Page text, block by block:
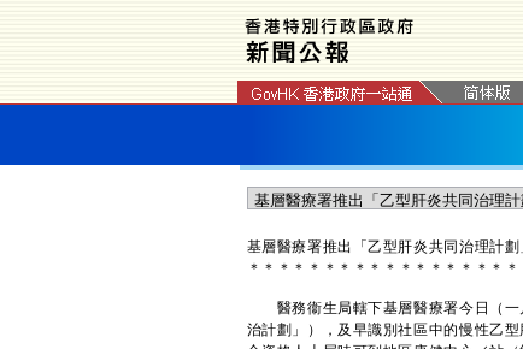
基層醫療署推出「乙型肝炎共同治理計
＊ ＊ ＊ ＊ ＊ ＊ ＊ ＊ ＊ ＊ ＊ ＊ ＊ ＊ ＊ ＊ ＊ ＊
醫務衞生局轄下基層醫療署今日（一
治計劃」），及早識別社區中的慢性乙